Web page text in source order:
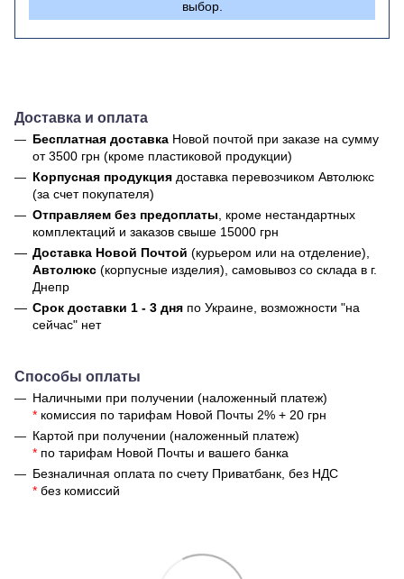
выбор.
Доставка и оплата
Бесплатная доставка Новой почтой при заказе на сумму
от 3500 грн (кроме пластиковой продукции)
Корпусная продукция доставка перевозчиком Автолюкс
(за счет покупателя)
Отправляем без предоплаты , кроме нестандартных
комплектаций и заказов свыше 15000 грн
Доставка Новой Почтой (курьером или на отделение),
Автолюкс (корпусные изделия), самовывоз со склада в г.
Днепр
Срок доставки 1 - 3 дня по Украине, возможности "на
сейчас" нет
Способы оплаты
Наличными при получении (наложенный платеж)
* комиссия по тарифам Новой Почты 2% + 20 грн
Картой при получении (наложенный платеж)
* по тарифам Новой Почты и вашего банка
Безналичная оплата по счету Приватбанк, без НДС
* без комиссий